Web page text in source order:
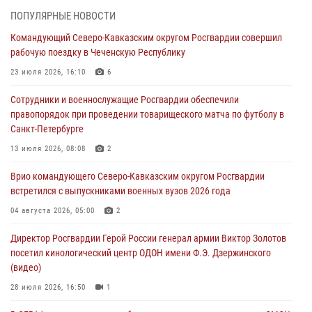
В Нижнем Новгороде состоялось Всероссийское совещание-
семинар по вопросам развития вневедомственной охраны
06 августа 2026, 14:47 10 1
В Брянске сотрудники и военнослужащие Росгвардии почтили
память Героя России Олега Визнюка
В кинологическом центре Уральского округа Росгвардии почтили
память товарищей, погибших при исполнении воинского долга
В Центральном округе Росгвардии прошли мероприятия к
108‑летию генерала армии И.К. Яковлева
06 августа 2026, 13:24
ПОПУЛЯРНЫЕ НОВОСТИ
Командующий Северо-Кавказским округом Росгвардии совершил
рабочую поездку в Чеченскую Республику
23 июля 2026, 16:10 6
Сотрудники и военнослужащие Росгвардии обеспечили
правопорядок при проведении товарищеского матча по футболу в
Санкт-Петербурге
13 июля 2026, 08:08 2
Врио командующего Северо-Кавказским округом Росгвардии
встретился с выпускниками военных вузов 2026 года
04 августа 2026, 05:00 2
Директор Росгвардии Герой России генерал армии Виктор Золотов
посетил кинологический центр ОДОН имени Ф.Э. Дзержинского
(видео)
28 июля 2026, 16:50 1